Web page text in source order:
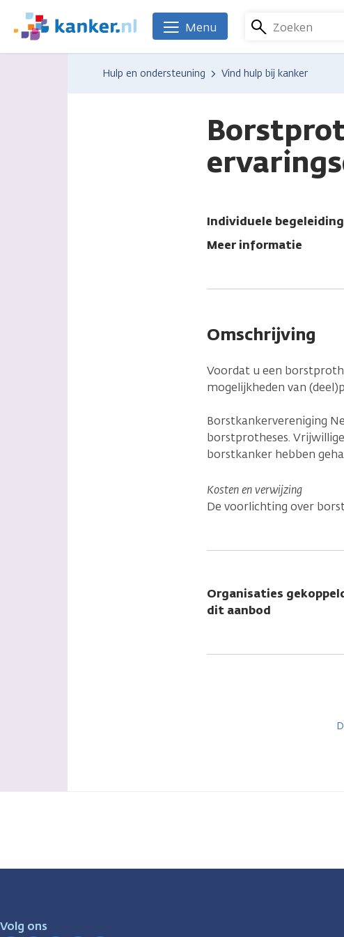
naar
We
zijn
Zoeken
Menu
Hulp en ondersteuning Vind hulp bij kanker
Individuele begeleiding
Meer informatie
Omschrijving
Voordat u een
mogelijkheden van
Borstkankervereniging
borstprotheses.
borstkanker hebben
Kosten en verwijzing
De voorlichting over
Organisaties
dit aanbod
Volg ons